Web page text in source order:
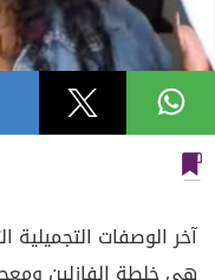
آخر الوصفات